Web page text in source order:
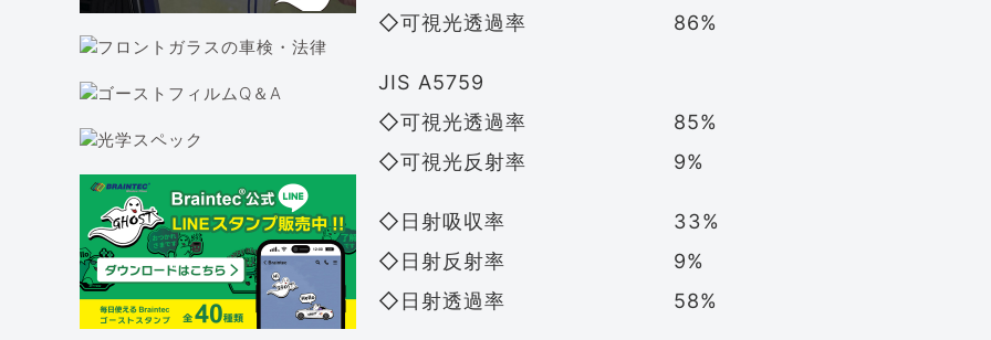
◇可視光透過率 86%
JIS A5759
◇可視光透過率 85%
◇可視光反射率 9%
◇日射吸収率 33%
◇日射反射率 9%
◇日射透過率 58%